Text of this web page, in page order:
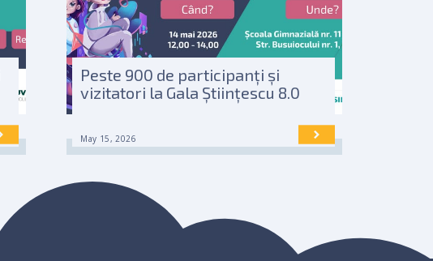
Peste 900 de participanți și
vizitatori la Gala Științescu 8.0
May 15, 2026